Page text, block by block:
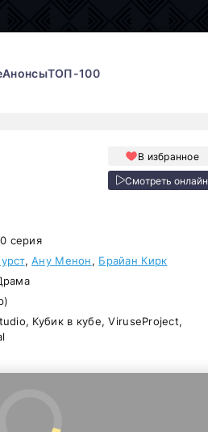
АнонсыТОП-100
В избранное
Смотреть онлайн
серия
,Ану Менон, Брайан Кирк
Кубик в кубе, ViruseProject,